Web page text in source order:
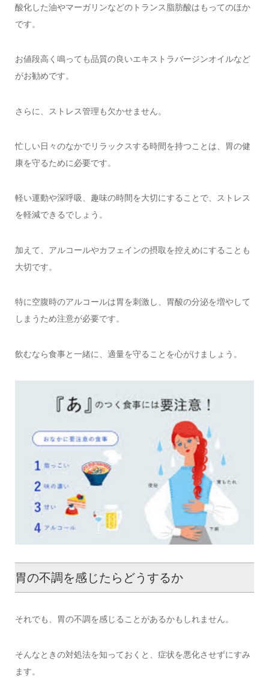
酸化した油やマーガリンなどのトランス脂肪酸はもってのほか
です。
お値段高く鳴っても品質の良いエキストラバージンオイルなど
がお勧めです。
さらに、ストレス管理も欠かせません。
忙しい日々のなかでリラックスする時間を持つことは、胃の健
康を守るために必要です。
軽い運動や深呼吸、趣味の時間を大切にすることで、ストレス
を軽減できるでしょう。
加えて、アルコールやカフェインの摂取を控えめにすることも
大切です。
特に空腹時のアルコールは胃を刺激し、胃酸の分泌を増やして
しまうため注意が必要です。
飲むなら食事と一緒に、適量を守ることを心がけましょう。
胃の不調を感じたらどうするか
それでも、胃の不調を感じることがあるかもしれません。
そんなときの対処法を知っておくと、症状を悪化させずにすみ
ます。